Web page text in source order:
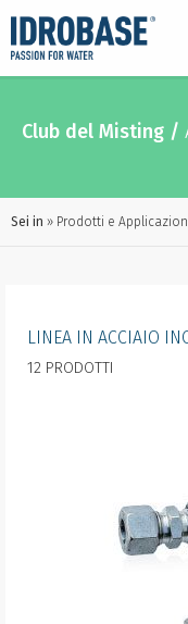
Club del Misting /
Sei in Prodotti e
LINEA IN ACCIAIO
12 PRODOTTI